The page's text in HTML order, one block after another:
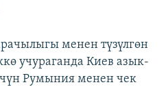
менен түзүлгөн
учураганда Киев азык-
Румыния менен чек